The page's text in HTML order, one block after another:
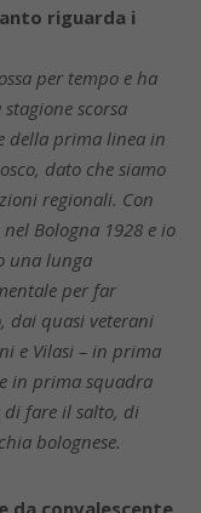
riguarda i
per tempo e ha
scorsa
della prima linea in
dato che siamo
regionali. Con
Bologna 1928 e io
una lunga
per far
dai quasi veterani
e Vilasi – in prima
in prima squadra
di fare il salto, di
bolognese.
da convalescente